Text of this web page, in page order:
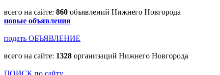
всего на сайте: 860 объявлений Нижнего Новгорода
новые объявления
подать ОБЪЯВЛЕНИЕ
всего на сайте: 1328 организаций Нижнего Новгорода
ПОИСК по сайту